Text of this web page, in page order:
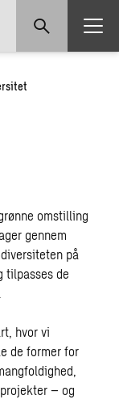
omstilling
gennem
på
tilpasses de
hvor vi
de former for
– og